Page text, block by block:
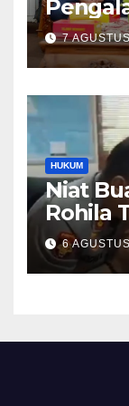
DPRD
7
HUKUM
Niat
Rohila
6